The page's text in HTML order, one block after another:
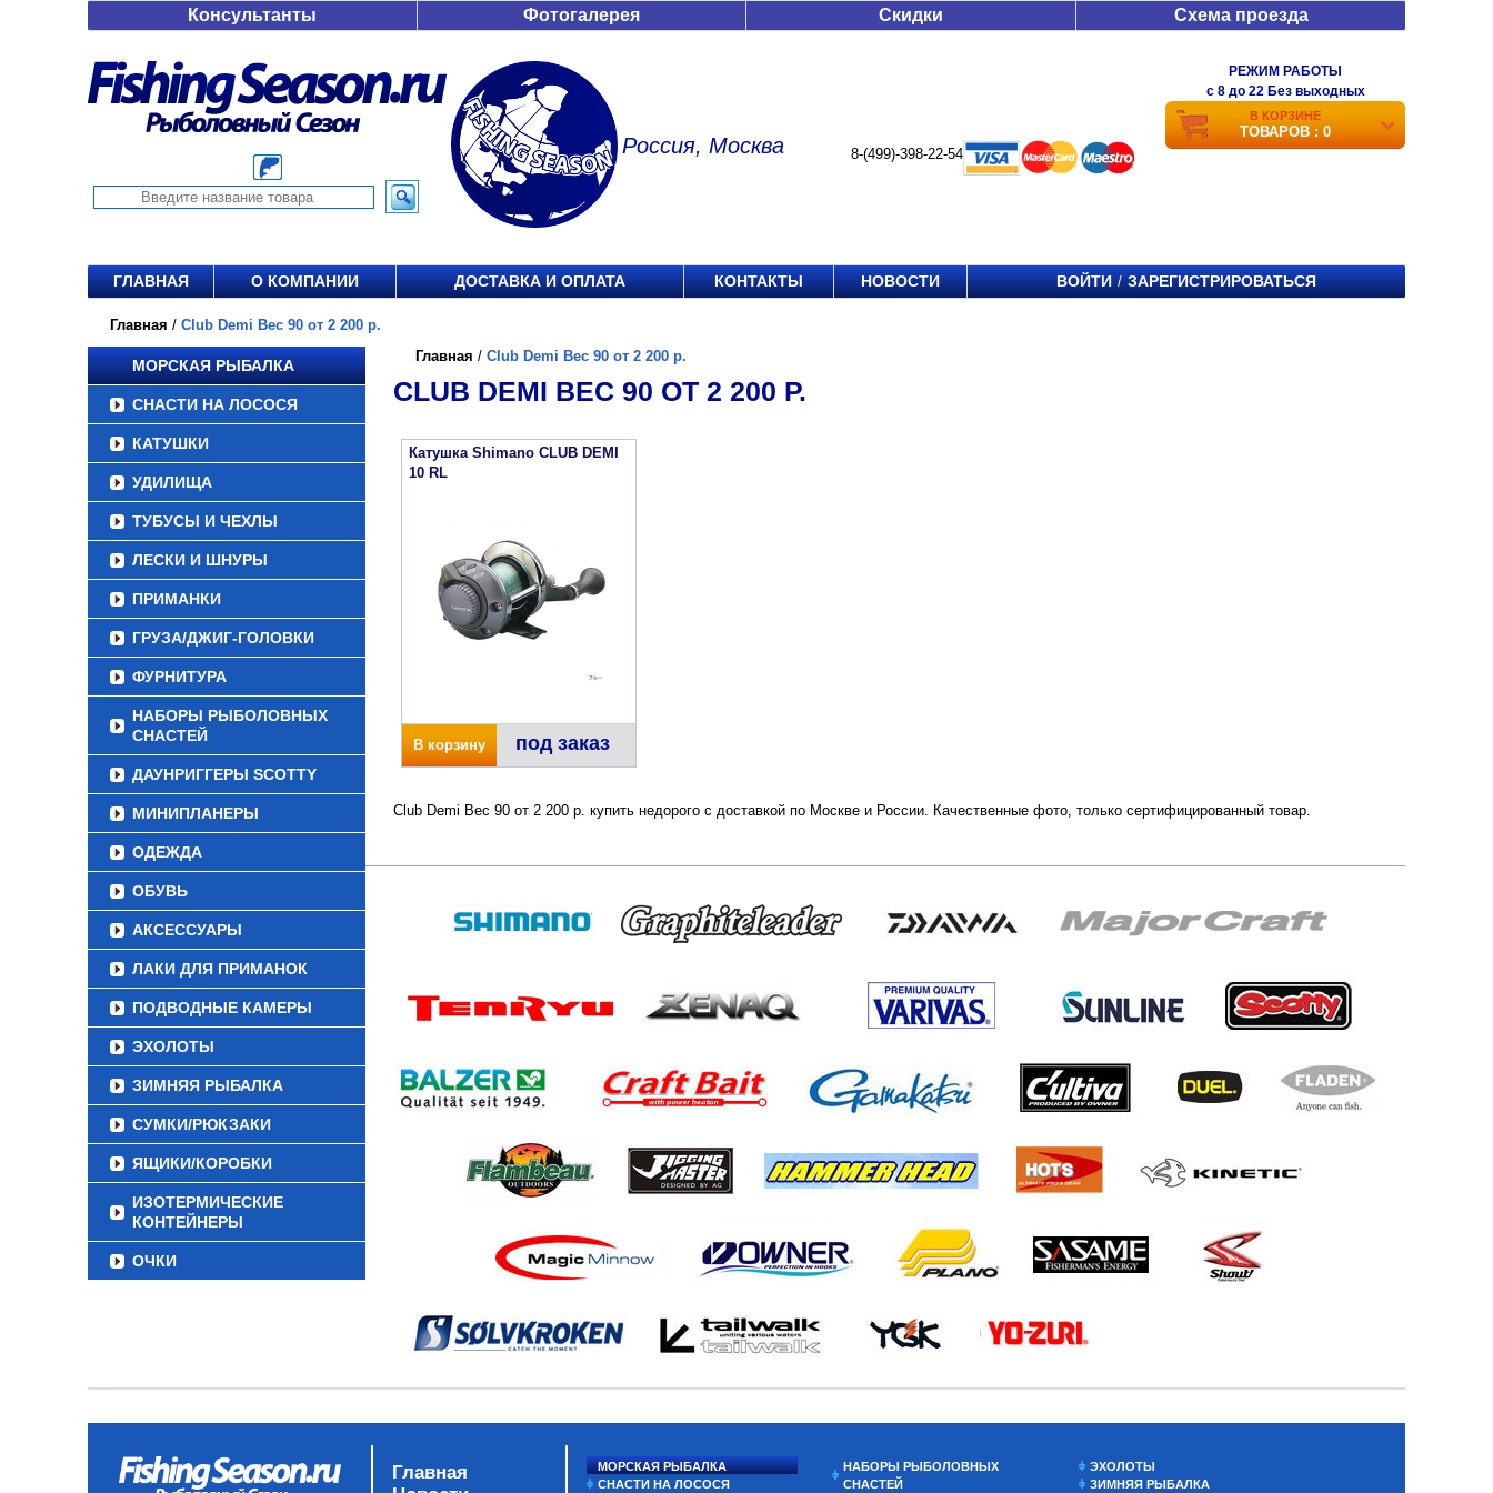
Консультанты Фотогалерея Скидки Схема проезда
Россия, Москва 8-(499)-398-22-54
РЕЖИМ РАБОТЫ
c 8 до 22 Без выходных
В КОРЗИНЕ
ТОВАРОВ : 0
ГЛАВНАЯ О КОМПАНИИ ДОСТАВКА И ОПЛАТА КОНТАКТЫ НОВОСТИ ВОЙТИ / ЗАРЕГИСТРИРОВАТЬСЯ
Главная / Club Demi Вес 90 от 2 200 р.
МОРСКАЯ РЫБАЛКА
СНАСТИ НА ЛОСОСЯ
КАТУШКИ
УДИЛИЩА
ТУБУСЫ И ЧЕХЛЫ
ЛЕСКИ И ШНУРЫ
ПРИМАНКИ
ГРУЗА/ДЖИГ-ГОЛОВКИ
ФУРНИТУРА
НАБОРЫ РЫБОЛОВНЫХ
СНАСТЕЙ
ДАУНРИГГЕРЫ SCOTTY
МИНИПЛАНЕРЫ
ОДЕЖДА
ОБУВЬ
АКСЕССУАРЫ
ЛАКИ ДЛЯ ПРИМАНОК
ПОДВОДНЫЕ КАМЕРЫ
ЭХОЛОТЫ
ЗИМНЯЯ РЫБАЛКА
СУМКИ/РЮКЗАКИ
ЯЩИКИ/КОРОБКИ
ИЗОТЕРМИЧЕСКИЕ
КОНТЕЙНЕРЫ
ОЧКИ
Главная / Club Demi Вес 90 от 2 200 р.
CLUB DEMI ВЕС 90 ОТ 2 200 Р.
Катушка Shimano CLUB DEMI
10 RL
В корзину под заказ
Club Demi Вес 90 от 2 200 р. купить недорого с доставкой по Москве и России. Качественные фото, только сертифицированный товар.
Главная
МОРСКАЯ РЫБАЛКА
СНАСТИ НА ЛОСОСЯ
НАБОРЫ РЫБОЛОВНЫХ
СНАСТЕЙ
ЭХОЛОТЫ
ЗИМНЯЯ РЫБАЛКА